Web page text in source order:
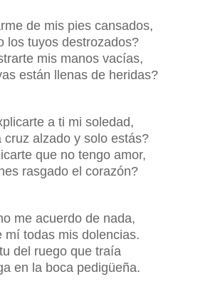
de mis pies cansados,
los tuyos destrozados?
mis manos vacías,
están llenas de heridas?
a ti mi soledad,
cruz alzado y solo estás?
que no tengo amor,
rasgado el corazón?
me acuerdo de nada,
mí todas mis dolencias.
del ruego que traía
en la boca pedigüeña.